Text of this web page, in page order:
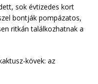
sok évtizedes kort
bontják pompázatos,
ritkán találkozhatnak a
kövek: az